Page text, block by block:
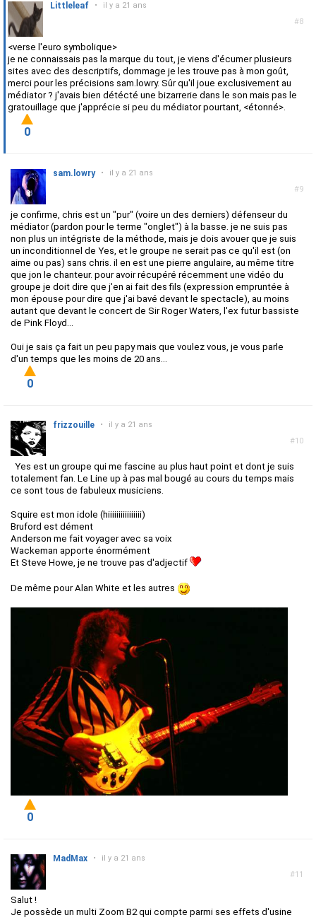
#8
Littleleaf • il y a 21 ans
<verse l'euro symbolique>
je ne connaissais pas la marque du tout, je viens d'écumer plusieurs
sites avec des descriptifs, dommage je les trouve pas à mon goût,
merci pour les précisions sam.lowry. Sûr qu'il joue exclusivement au
médiator ? j'avais bien détécté une bizarrerie dans le son mais pas le
gratouillage que j'apprécie si peu du médiator pourtant, <étonné>.
0
#9
sam.lowry • il y a 21 ans
je confirme, chris est un "pur" (voire un des derniers) défenseur du
médiator (pardon pour le terme "onglet") à la basse. je ne suis pas
non plus un intégriste de la méthode, mais je dois avouer que je suis
un inconditionnel de Yes, et le groupe ne serait pas ce qu'il est (on
aime ou pas) sans chris. il en est une pierre angulaire, au même titre
que jon le chanteur. pour avoir récupéré récemment une vidéo du
groupe je doit dire que j'en ai fait des fils (expression empruntée à
mon épouse pour dire que j'ai bavé devant le spectacle), au moins
autant que devant le concert de Sir Roger Waters, l'ex futur bassiste
de Pink Floyd...
Oui je sais ça fait un peu papy mais que voulez vous, je vous parle
d'un temps que les moins de 20 ans...
0
#10
frizzouille • il y a 21 ans
Yes est un groupe qui me fascine au plus haut point et dont je suis
totalement fan. Le Line up à pas mal bougé au cours du temps mais
ce sont tous de fabuleux musiciens.
Squire est mon idole (hiiiiiiiiiiiiiiii)
Bruford est dément
Anderson me fait voyager avec sa voix
Wackeman apporte énormément
Et Steve Howe, je ne trouve pas d'adjectif
De même pour Alan White et les autres
0
#11
MadMax • il y a 21 ans
Salut !
Je possède un multi Zoom B2 qui compte parmi ses effets d'usine